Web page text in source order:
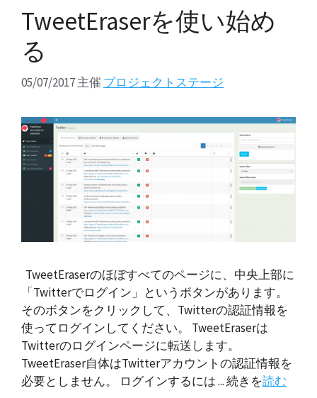
TweetEraserを使い始め
る
05/07/2017主催プロジェクトステージ
TweetEraserのほぼすべてのページに、中央上部に
「Twitterでログイン」というボタンがあります。
そのボタンをクリックして、Twitterの認証情報を
使ってログインしてください。 TweetEraserは
Twitterのログインページに転送します。
TweetEraser自体はTwitterアカウントの認証情報を
必要としません。 ログインするには ... 続きを読む